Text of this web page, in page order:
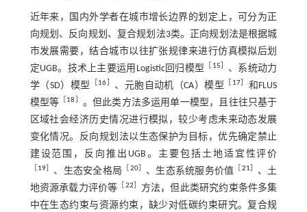
近年来，国内外学者在城市增长边界的划定上，可分为正
向规划、反向规划、复合规划法3类。正向规划法是根据城
市发展需要，结合城市以往扩张规律来进行仿真模拟后划
定UGB。技术上主要运用Logistic回归模型
15
、系统动力
学（SD）模型
16 、元胞自动机（CA）模型 17］ 和FLUS
模型等
18
。但此类方法多运用单一模型，且往往只基于
区域社会经济历史情况进行模拟，较少考虑未来动态发展
变化情况。反向规划法以生态保护为目标，优先确定禁止
建设范围，反向推出UGB。主要包括土地适宜性评价
19］ 、生态安全格局 20］ 、生态系统服务价值 21
、土
地资源承载力评价等
22
方法，但此类研究约束条件多集
中在生态约束与资源约束，缺少对低碳约束研究。复合规